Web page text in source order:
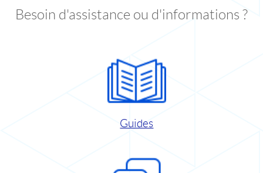
Besoin d'assistance ou d'informations ?
Guides